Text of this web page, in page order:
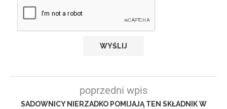
poprzedni wpis
SADOWNICY NIERZADKO POMIJAJĄ TEN SKŁADNIK W